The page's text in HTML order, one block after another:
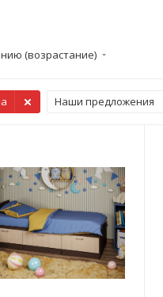
(возрастание)
Наши предложения